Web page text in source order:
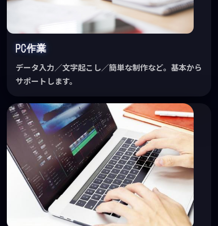
PC作業
データ入力／文字起こし／簡単な制作など。基本から
サポートします。